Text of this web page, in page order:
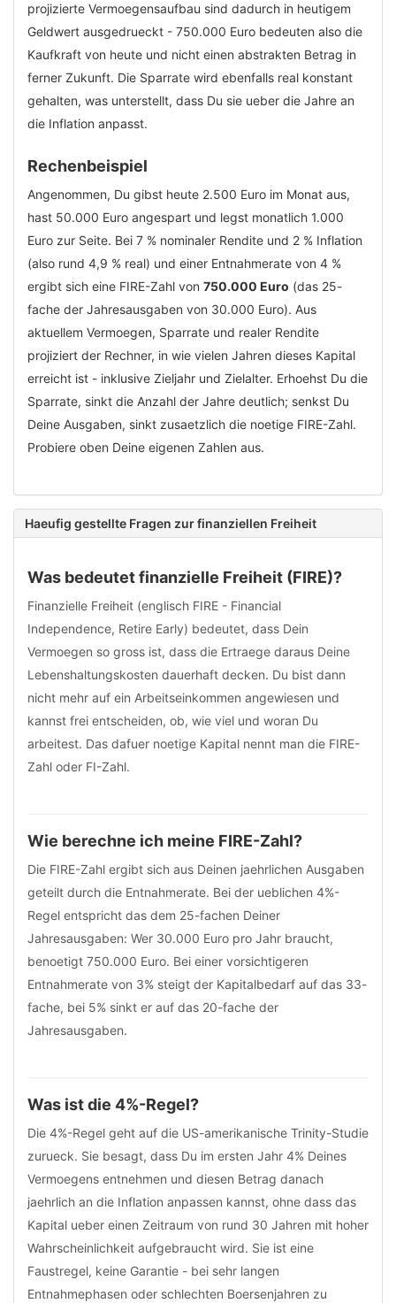
projizierte Vermoegensaufbau sind dadurch in heutigem
Geldwert ausgedrueckt - 750.000 Euro bedeuten also die
Kaufkraft von heute und nicht einen abstrakten Betrag in
ferner Zukunft. Die Sparrate wird ebenfalls real konstant
gehalten, was unterstellt, dass Du sie ueber die Jahre an
die Inflation anpasst.
Rechenbeispiel
Angenommen, Du gibst heute 2.500 Euro im Monat aus,
hast 50.000 Euro angespart und legst monatlich 1.000
Euro zur Seite. Bei 7 % nominaler Rendite und 2 % Inflation
(also rund 4,9 % real) und einer Entnahmerate von 4 %
ergibt sich eine FIRE-Zahl von 750.000 Euro (das 25-
fache der Jahresausgaben von 30.000 Euro). Aus
aktuellem Vermoegen, Sparrate und realer Rendite
projiziert der Rechner, in wie vielen Jahren dieses Kapital
erreicht ist - inklusive Zieljahr und Zielalter. Erhoehst Du die
Sparrate, sinkt die Anzahl der Jahre deutlich; senkst Du
Deine Ausgaben, sinkt zusaetzlich die noetige FIRE-Zahl.
Probiere oben Deine eigenen Zahlen aus.
Haeufig gestellte Fragen zur finanziellen Freiheit
Was bedeutet finanzielle Freiheit (FIRE)?
Finanzielle Freiheit (englisch FIRE - Financial
Independence, Retire Early) bedeutet, dass Dein
Vermoegen so gross ist, dass die Ertraege daraus Deine
Lebenshaltungskosten dauerhaft decken. Du bist dann
nicht mehr auf ein Arbeitseinkommen angewiesen und
kannst frei entscheiden, ob, wie viel und woran Du
arbeitest. Das dafuer noetige Kapital nennt man die FIRE-
Zahl oder FI-Zahl.
Wie berechne ich meine FIRE-Zahl?
Die FIRE-Zahl ergibt sich aus Deinen jaehrlichen Ausgaben
geteilt durch die Entnahmerate. Bei der ueblichen 4%-
Regel entspricht das dem 25-fachen Deiner
Jahresausgaben: Wer 30.000 Euro pro Jahr braucht,
benoetigt 750.000 Euro. Bei einer vorsichtigeren
Entnahmerate von 3% steigt der Kapitalbedarf auf das 33-
fache, bei 5% sinkt er auf das 20-fache der
Jahresausgaben.
Was ist die 4%-Regel?
Die 4%-Regel geht auf die US-amerikanische Trinity-Studie
zurueck. Sie besagt, dass Du im ersten Jahr 4% Deines
Vermoegens entnehmen und diesen Betrag danach
jaehrlich an die Inflation anpassen kannst, ohne dass das
Kapital ueber einen Zeitraum von rund 30 Jahren mit hoher
Wahrscheinlichkeit aufgebraucht wird. Sie ist eine
Faustregel, keine Garantie - bei sehr langen
Entnahmephasen oder schlechten Boersenjahren zu